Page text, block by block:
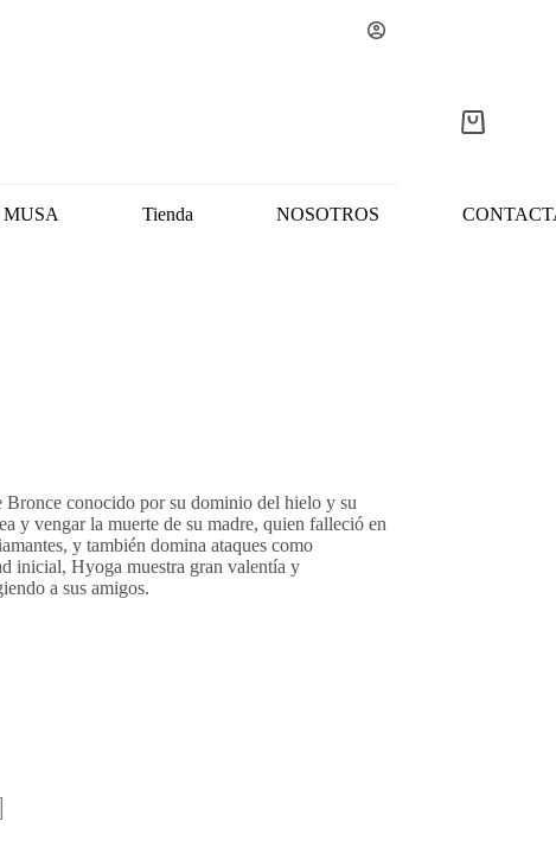
Carro
Tienda NOSOTROS
conocido por su dominio del hielo y su
y vengar la muerte de su madre, quien falleció en
y también domina ataques como
inicial, Hyoga muestra gran valentía y
a sus amigos.